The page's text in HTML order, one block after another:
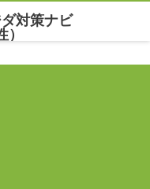
対策ナビ
）